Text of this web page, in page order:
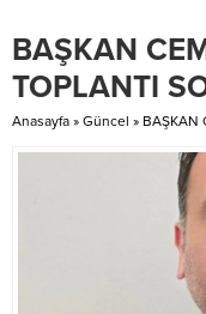
eğitimlerine devam
onları hem ziyaret etmek
hemde hediyelerimizi
Okullarına tam anlamıyla...
BAŞKAN
TOPLANTI
Anasayfa » Güncel » BAŞKAN